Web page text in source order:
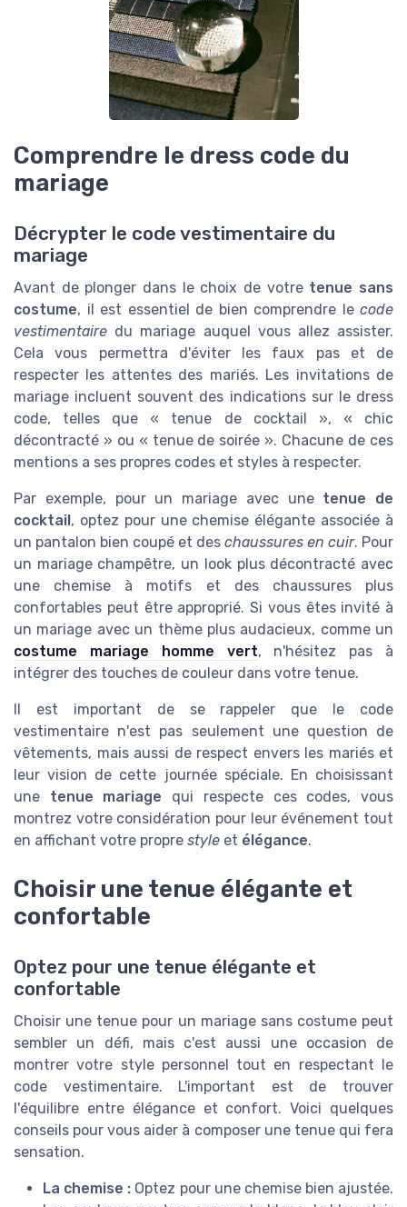
Comprendre le dress code du
mariage
Décrypter le code vestimentaire du
mariage
Avant de plonger dans le choix de votre tenue sans
costume, il est essentiel de bien comprendre le code
vestimentaire du mariage auquel vous allez assister.
Cela vous permettra d'éviter les faux pas et de
respecter les attentes des mariés. Les invitations de
mariage incluent souvent des indications sur le dress
code, telles que « tenue de cocktail », « chic
décontracté » ou « tenue de soirée ». Chacune de ces
mentions a ses propres codes et styles à respecter.
Par exemple, pour un mariage avec une tenue de
cocktail, optez pour une chemise élégante associée à
un pantalon bien coupé et des chaussures en cuir. Pour
un mariage champêtre, un look plus décontracté avec
une chemise à motifs et des chaussures plus
confortables peut être approprié. Si vous êtes invité à
un mariage avec un thème plus audacieux, comme un
costume mariage homme vert, n'hésitez pas à
intégrer des touches de couleur dans votre tenue.
Il est important de se rappeler que le code
vestimentaire n'est pas seulement une question de
vêtements, mais aussi de respect envers les mariés et
leur vision de cette journée spéciale. En choisissant
une tenue mariage qui respecte ces codes, vous
montrez votre considération pour leur événement tout
en affichant votre propre style et élégance.
Choisir une tenue élégante et
confortable
Optez pour une tenue élégante et
confortable
Choisir une tenue pour un mariage sans costume peut
sembler un défi, mais c'est aussi une occasion de
montrer votre style personnel tout en respectant le
code vestimentaire. L'important est de trouver
l'équilibre entre élégance et confort. Voici quelques
conseils pour vous aider à composer une tenue qui fera
sensation.
La chemise : Optez pour une chemise bien ajustée.